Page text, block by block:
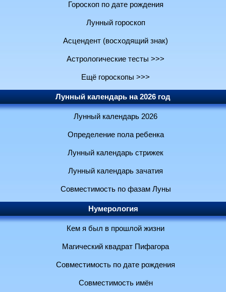
Гороскоп по дате рождения
Лунный гороскоп
Асцендент (восходящий знак)
Астрологические тесты >>>
Ещё гороскопы >>>
Лунный календарь на 2026 год
Лунный календарь 2026
Определение пола ребенка
Лунный календарь стрижек
Лунный календарь зачатия
Совместимость по фазам Луны
Нумерология
Кем я был в прошлой жизни
Магический квадрат Пифагора
Совместимость по дате рождения
Совместимость имён